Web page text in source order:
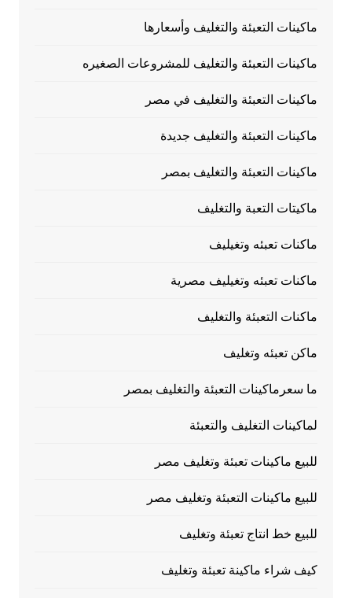
ماكينات التعبئة والتغليف وأسعارها
ماكينات التعبئة والتغليف للمشروعات الصغيره
ماكينات التعبئة والتغليف في مصر
ماكينات التعبئة والتغليف جديدة
ماكينات التعبئة والتغليف بمصر
ماكيتات التعبة والتغليف
ماكنات تعبئه وتغيليف
ماكنات تعبئه وتغيليف مصرية
ماكنات التعبئة والتغليف
ماكن تعبئه وتغليف
ما سعرماكينات التعبئة والتغليف بمصر
لماكينات التغليف والتعبئة
للبيع ماكينات تعبئة وتغليف مصر
للبيع ماكينات التعبئة وتغليف مصر
للبيع خط انتاج تعبئة وتغليف
كيف شراء ماكينة تعبئة وتغليف